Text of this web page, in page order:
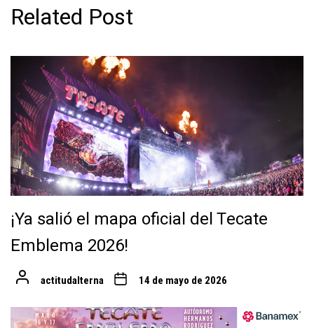
Related Post
¡Ya salió el mapa oficial del Tecate
Emblema 2026!
actitudalterna 14 de mayo de 2026